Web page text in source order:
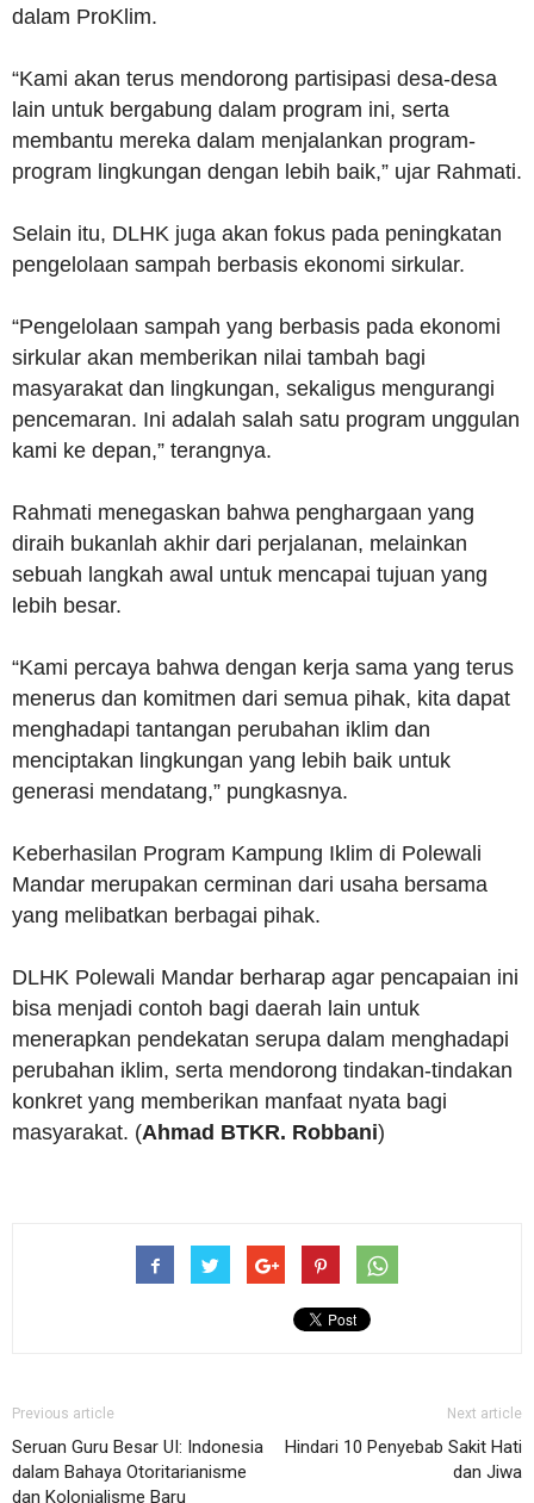
dalam ProKlim.
“Kami akan terus mendorong partisipasi desa-desa
lain untuk bergabung dalam program ini, serta
membantu mereka dalam menjalankan program-
program lingkungan dengan lebih baik,” ujar Rahmati.
Selain itu, DLHK juga akan fokus pada peningkatan
pengelolaan sampah berbasis ekonomi sirkular.
“Pengelolaan sampah yang berbasis pada ekonomi
sirkular akan memberikan nilai tambah bagi
masyarakat dan lingkungan, sekaligus mengurangi
pencemaran. Ini adalah salah satu program unggulan
kami ke depan,” terangnya.
Rahmati menegaskan bahwa penghargaan yang
diraih bukanlah akhir dari perjalanan, melainkan
sebuah langkah awal untuk mencapai tujuan yang
lebih besar.
“Kami percaya bahwa dengan kerja sama yang terus
menerus dan komitmen dari semua pihak, kita dapat
menghadapi tantangan perubahan iklim dan
menciptakan lingkungan yang lebih baik untuk
generasi mendatang,” pungkasnya.
Keberhasilan Program Kampung Iklim di Polewali
Mandar merupakan cerminan dari usaha bersama
yang melibatkan berbagai pihak.
DLHK Polewali Mandar berharap agar pencapaian ini
bisa menjadi contoh bagi daerah lain untuk
menerapkan pendekatan serupa dalam menghadapi
perubahan iklim, serta mendorong tindakan-tindakan
konkret yang memberikan manfaat nyata bagi
masyarakat. (Ahmad BTKR. Robbani)
Previous article
Seruan Guru Besar UI: Indonesia
dalam Bahaya Otoritarianisme
dan Kolonialisme Baru
Next article
Hindari 10 Penyebab Sakit Hati
dan Jiwa